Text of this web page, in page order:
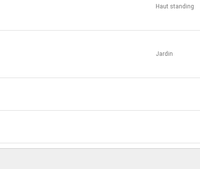
Haut standing
Jardin